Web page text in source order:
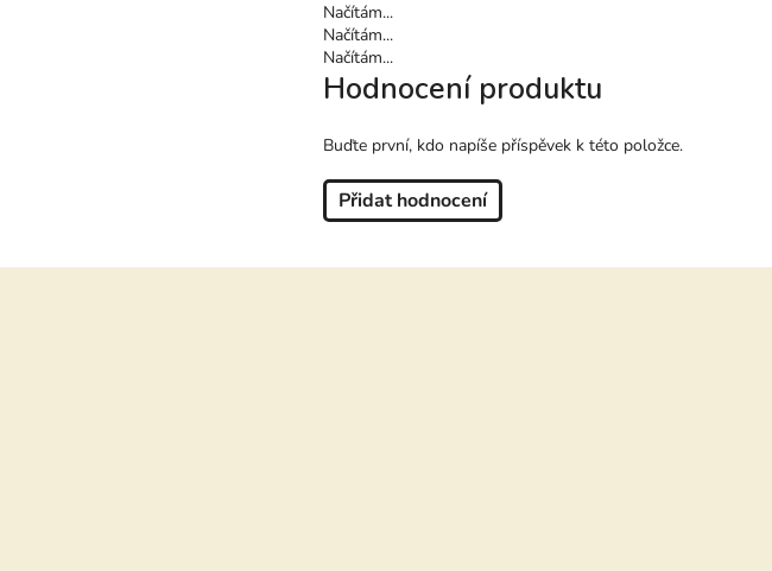
Načítám...
Načítám...
Načítám...
Hodnocení produktu
Buďte první, kdo napíše příspěvek k této položce.
Přidat hodnocení